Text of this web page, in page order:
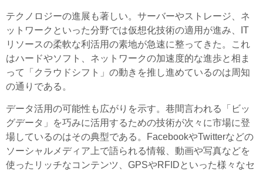
テクノロジーの進展も著しい。サーバーやストレージ、ネ
ットワークといった分野では仮想化技術の適用が進み、IT
リソースの柔軟な利活用の素地が急速に整ってきた。これ
はハードやソフト、ネットワークの加速度的な進歩と相ま
って「クラウドシフト」の動きを推し進めているのは周知
の通りである。
データ活用の可能性も広がりを示す。巷間言われる「ビッ
グデータ」を巧みに活用するための技術が次々に市場に登
場しているのはその典型である。FacebookやTwitterなどの
ソーシャルメディア上で語られる情報、動画や写真などを
使ったリッチなコンテンツ、GPSやRFIDといった様々なセ